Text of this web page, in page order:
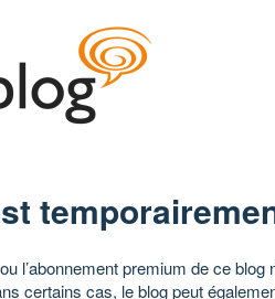
l’abonnement premium de ce blog
certains cas, le blog peut